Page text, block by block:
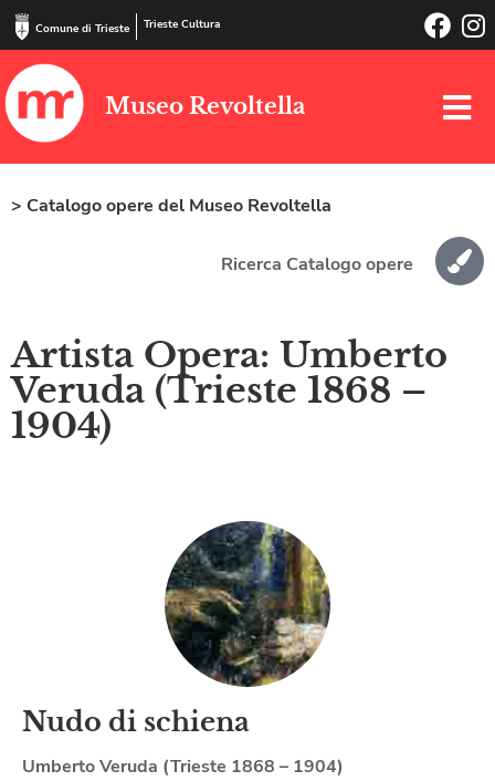
Comune di Trieste Trieste Cultura
Museo Revoltella
> Catalogo opere del Museo Revoltella
Ricerca Catalogo opere
Artista Opera: Umberto
Veruda (Trieste 1868 –
1904)
Nudo di schiena
Umberto Veruda (Trieste 1868 – 1904)